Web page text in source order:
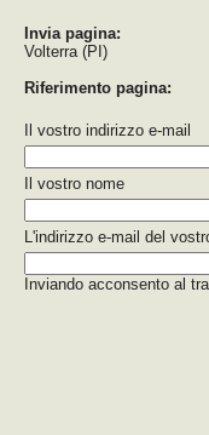
Invia pagina:
Volterra (PI)
Riferimento pagina:
Il vostro indirizzo e-mail
Il vostro nome
L'indirizzo e-mail del
Inviando acconsento al